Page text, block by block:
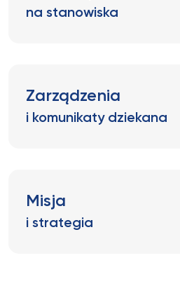
na stanowiska
Zarządzenia
i komunikaty dziekana
Misja
i strategia